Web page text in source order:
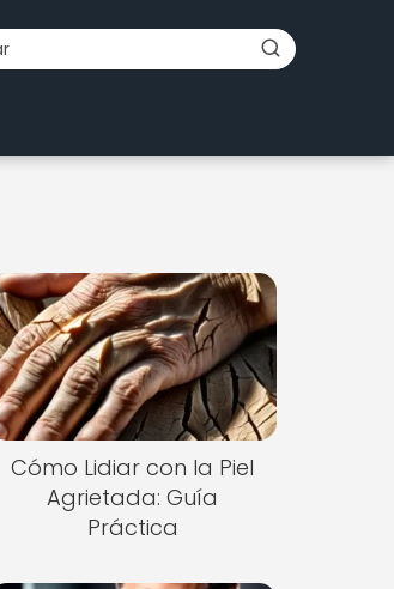
Cómo Lidiar con la Piel
Agrietada: Guía
Práctica